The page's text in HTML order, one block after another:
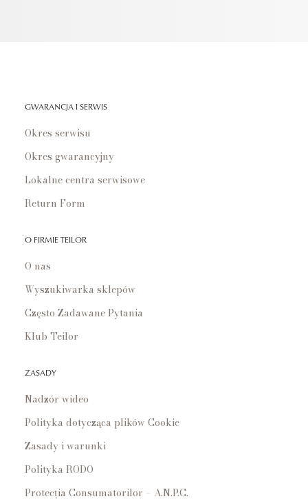
GWARANCJA I SERWIS
Okres serwisu
Okres gwarancyjny
Lokalne centra serwisowe
Return Form
O FIRMIE TEILOR
O nas
Wyszukiwarka sklepów
Często Zadawane Pytania
Klub Teilor
ZASADY
Nadzór wideo
Polityka dotycząca plików Cookie
Zasady i warunki
Polityka RODO
Protecția Consumatorilor – A.N.P.C.